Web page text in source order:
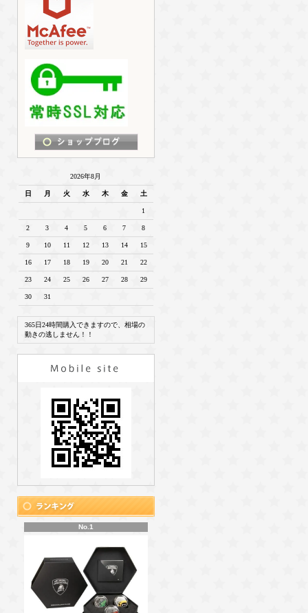
2026年8月
日 月 火 水 木 金 土
1
2 3 4 5 6 7 8
9 10 11 12 13 14 15
16 17 18 19 20 21 22
23 24 25 26 27 28 29
30 31
365日24時間購入できますので、相場の
動きの逃しません！！
No.1